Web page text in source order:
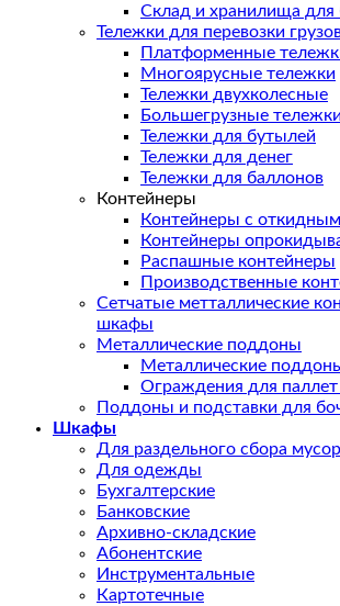
Склад и хранилища для
Тележки для перевозки
Платформенные
Многоярусные тележки
Тележки двухколесные
Большегрузные тележки
Тележки для бутылей
Тележки для денег
Тележки для баллонов
Контейнеры
Контейнеры с
Контейнеры
Распашные контейнеры
Производственные
Сетчатые метталлические
шкафы
Металлические поддоны
Металлические
Ограждения для
Поддоны и подставки для
Шкафы
Для раздельного сбора
Для одежды
Бухгалтерские
Банковские
Архивно-складские
Абонентские
Инструментальные
Картотечные